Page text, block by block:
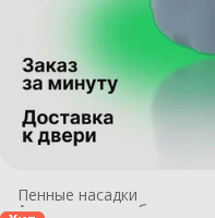
Пенные насадки
Аксессуары для бытовых